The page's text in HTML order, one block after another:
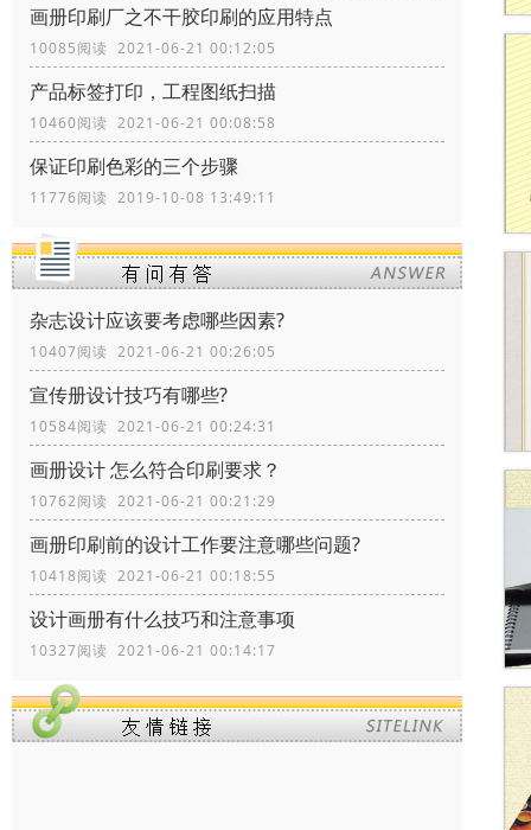
画册印刷厂之不干胶印刷的应用特点
10085阅读 2021-06-21 00:12:05
产品标签打印，工程图纸扫描
10460阅读 2021-06-21 00:08:58
保证印刷色彩的三个步骤
11776阅读 2019-10-08 13:49:11
杂志设计应该要考虑哪些因素?
10407阅读 2021-06-21 00:26:05
宣传册设计技巧有哪些?
10584阅读 2021-06-21 00:24:31
画册设计 怎么符合印刷要求？
10762阅读 2021-06-21 00:21:29
画册印刷前的设计工作要注意哪些问题?
10418阅读 2021-06-21 00:18:55
设计画册有什么技巧和注意事项
10327阅读 2021-06-21 00:14:17